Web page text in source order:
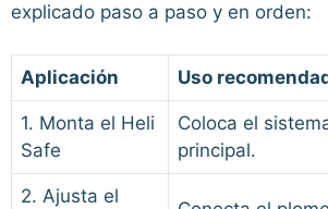
explicado paso a paso y en orden:
Aplicación Uso
1. Monta el Heli
Safe
Coloca el
principal.
2. Ajusta el